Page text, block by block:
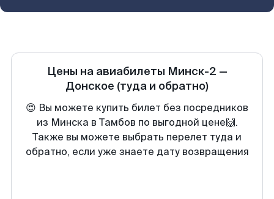
Цены на авиабилеты Минск-2 —
Донское (туда и обратно)
😍 Вы можете купить билет без посредников
из Минска в Тамбов по выгодной цене🙌.
Также вы можете выбрать перелет туда и
обратно, если уже знаете дату возвращения